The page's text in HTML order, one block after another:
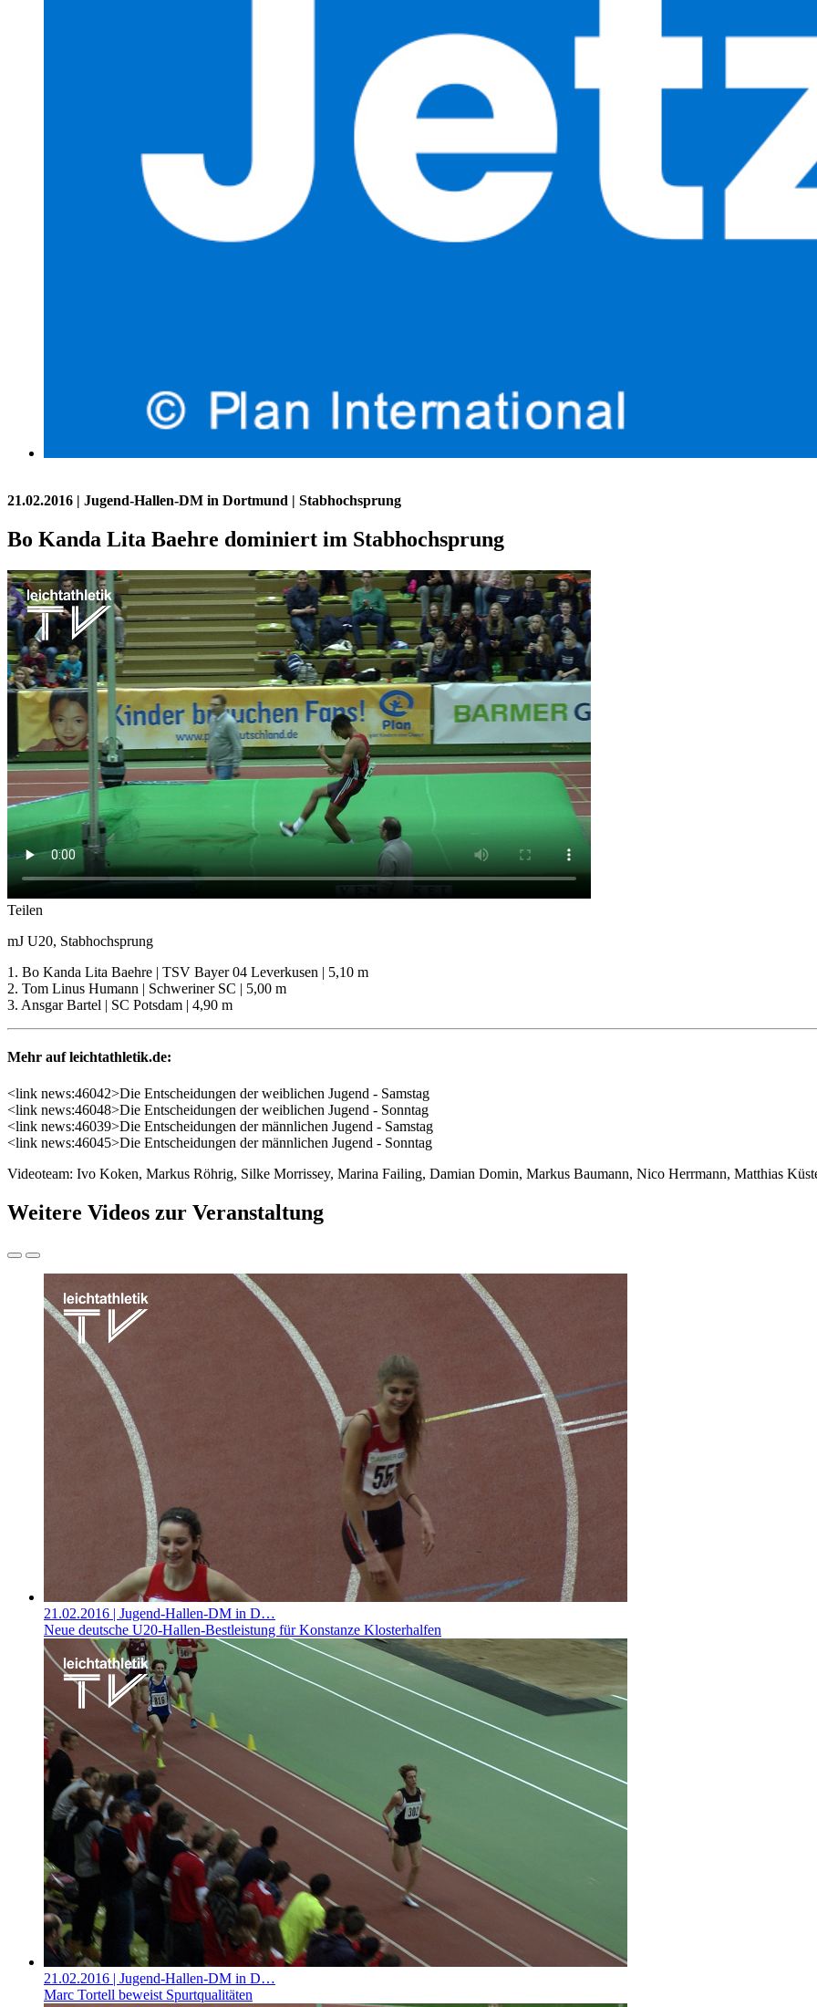
21.02.2016 | Jugend-Hallen-DM in Dortmund | Stabhochsprung
Bo Kanda Lita Baehre dominiert im Stabhochsprung
Teilen
mJ U20, Stabhochsprung
1. Bo Kanda Lita Baehre | TSV Bayer 04 Leverkusen | 5,10 m
2. Tom Linus Humann | Schweriner SC | 5,00 m
3. Ansgar Bartel | SC Potsdam | 4,90 m
Mehr auf leichtathletik.de:
<link news:46042>Die Entscheidungen der weiblichen Jugend - Samstag
<link news:46048>Die Entscheidungen der weiblichen Jugend - Sonntag
<link news:46039>Die Entscheidungen der männlichen Jugend - Samstag
<link news:46045>Die Entscheidungen der männlichen Jugend - Sonntag
Videoteam: Ivo Koken, Markus Röhrig, Silke Morrissey, Marina Failing, Damian Domin, Markus Baumann, Nico Herrmann, Matthias
Weitere Videos zur Veranstaltung
21.02.2016 | Jugend-Hallen-DM in D…
Neue deutsche U20-Hallen-Bestleistung für Konstanze Klosterhalfen
21.02.2016 | Jugend-Hallen-DM in D…
Marc Tortell beweist Spurtqualitäten